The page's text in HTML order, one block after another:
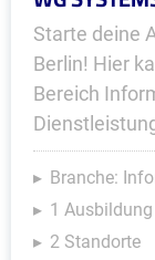
Starte deine
Berlin! Hier
Bereich
Branche:
1 Ausbildung
2 Standorte